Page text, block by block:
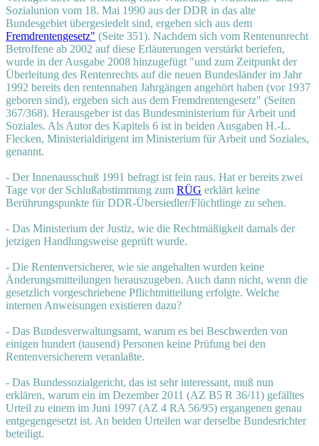
Sozialunion vom 18. Mai 1990 aus der DDR in das alte
Bundesgebiet übergesiedelt sind, ergeben sich aus dem
Fremdrentengesetz" (Seite 351). Nachdem sich vom Rentenunrecht
Betroffene ab 2002 auf diese Erläuterungen verstärkt beriefen,
wurde in der Ausgabe 2008 hinzugefügt "und zum Zeitpunkt der
Überleitung des Rentenrechts auf die neuen Bundesländer im Jahr
1992 bereits den rentennahen Jahrgängen angehört haben (vor 1937
geboren sind), ergeben sich aus dem Fremdrentengesetz" (Seiten
367/368). Herausgeber ist das Bundesministerium für Arbeit und
Soziales. Als Autor des Kapitels 6 ist in beiden Ausgaben H.-L.
Flecken, Ministerialdirigent im Ministerium für Arbeit und Soziales,
genannt.
- Der Innenausschuß 1991 befragt ist fein raus. Hat er bereits zwei
Tage vor der Schlußabstimmung zum RÜG erklärt keine
Berührungspunkte für DDR-Übersiedler/Flüchtlinge zu sehen.
- Das Ministerium der Justiz, wie die Rechtmäßigkeit damals der
jetzigen Handlungsweise geprüft wurde.
- Die Rentenversicherer, wie sie angehalten wurden keine
Änderungsmitteilungen herauszugeben. Auch dann nicht, wenn die
gesetzlich vorgeschriebene Pflichtmitteilung erfolgte. Welche
internen Anweisungen existieren dazu?
- Das Bundesverwaltungsamt, warum es bei Beschwerden von
einigen hundert (tausend) Personen keine Prüfung bei den
Rentenversicherern veranlaßte.
- Das Bundessozialgericht, das ist sehr interessant, muß nun
erklären, warum ein im Dezember 2011 (AZ B5 R 36/11) gefälltes
Urteil zu einem im Juni 1997 (AZ 4 RA 56/95) ergangenen genau
entgegengesetzt ist. An beiden Urteilen war derselbe Bundesrichter
beteiligt.